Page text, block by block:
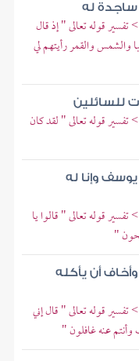
ساجدة له
قوله تعالى " إذ قال
والشمس والقمر رأيتهم لي
للسائلين
قوله تعالى " لقد كان
يوسف وإنا له
قوله تعالى " قالوا يا
"
أن يأكله
قوله تعالى " قال إني
وأنتم عنه غافلون "